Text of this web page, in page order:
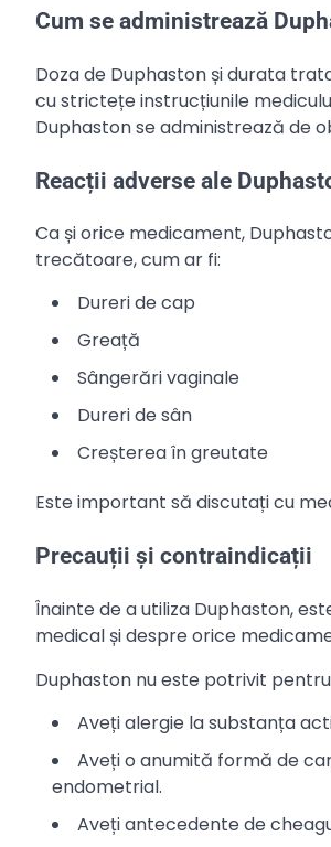
Cum se administrează
Doza de Duphaston și durata
cu strictețe instrucțiunile
Duphaston se administrează de
Reacții adverse ale
Ca și orice medicament,
trecătoare, cum ar fi:
Dureri de cap
Greață
Sângerări vaginale
Dureri de sân
Creșterea în greutate
Este important să discutați cu
Precauții și contraindicații
Înainte de a utiliza Duphaston,
medical și despre orice
Duphaston nu este potrivit
Aveți alergie la substanța
Aveți o anumită formă de
endometrial.
Aveți antecedente de